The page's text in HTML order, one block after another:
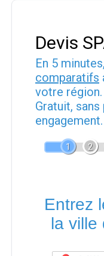
Devis
En 5
comparatifs
votre région.
Gratuit, sans
engagement.
1 2
Entrez
la ville